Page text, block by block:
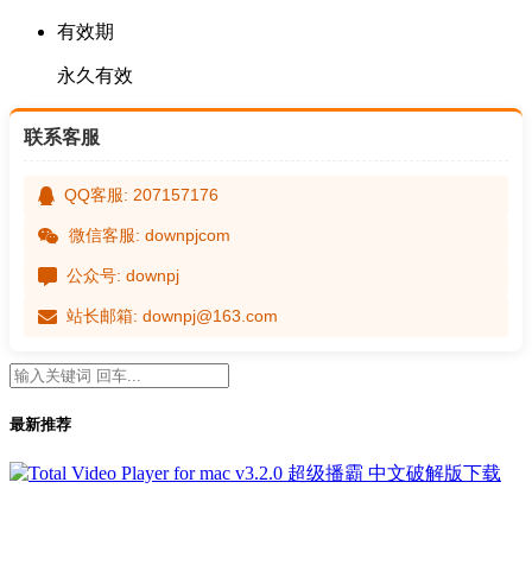
有效期
永久有效
联系客服
QQ客服: 207157176
微信客服: downpjcom
公众号: downpj
站长邮箱: downpj@163.com
最新推荐